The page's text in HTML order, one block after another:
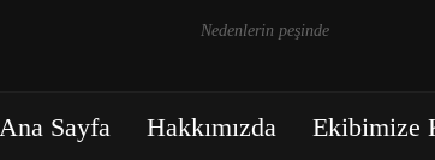
Nedenlerin peşinde
Ana Sayfa Hakkımızda Ekibimize